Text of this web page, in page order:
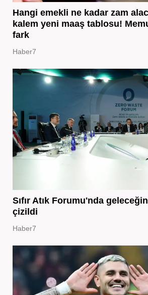
Hangi emekli ne kadar zam
kalem yeni maaş tablosu!
fark
Haber7
Sıfır Atık Forumu'nda
çizildi
Haber7